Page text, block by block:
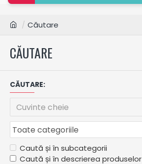
Căutare
CĂUTARE
CĂUTARE:
Caută și în subcategorii
Caută și în descrierea produselor